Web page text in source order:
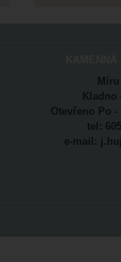
Kladno
Otevřeno Po -
tel:
e-mail: